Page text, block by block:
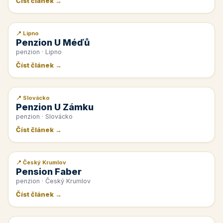
📰 PR článek
📍 Lipno
Penzion U Méďů
penzion · Lipno
Číst článek →
📰 PR článek
📍 Slovácko
Penzion U Zámku
penzion · Slovácko
Číst článek →
📰 PR článek
📍 Český Krumlov
Pension Faber
penzion · Český Krumlov
Číst článek →